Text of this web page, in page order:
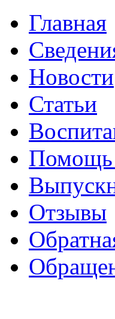
Главная
Новости
Статьи
Помощь
Отзывы